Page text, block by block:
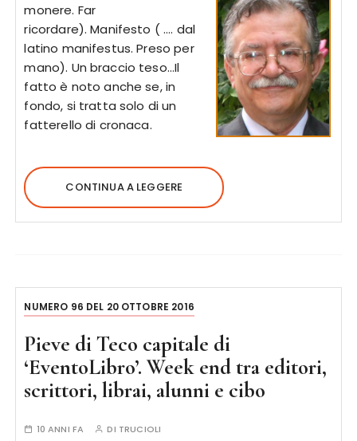
monere. Far
ricordare). Manifesto ( …. dal
latino manifestus. Preso per
mano). Un braccio teso…Il
fatto è noto anche se, in
fondo, si tratta solo di un
fatterello di cronaca.
CONTINUA A LEGGERE
NUMERO 96 DEL 20 OTTOBRE 2016
Pieve di Teco capitale di
‘EventoLibro’. Week end tra editori,
scrittori, librai, alunni e cibo
10 ANNI FA DI TRUCIOLI